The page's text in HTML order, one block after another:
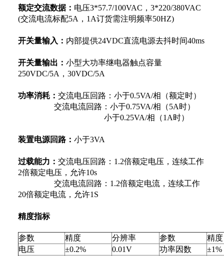
额定交流数据： 电压3*57.7/100VAC，3*220/380VAC
(交流电流标配5A，1A订货需注明频率50HZ)
开关量输入： 内部提供24VDC直流电源去抖时间40ms
开关量输出： 小型大功率继电器触点容量
250VDC/5A，30VDC/5A
功率消耗： 交流电压回路：小于0.5VA/相（额定时）
交流电流回路：小于0.75VA/相（5A时）
小于0.25VA/相（1A时）
装置电源回路： 小于3VA
过载能力： 交流电压回路：1.2倍额定电压，连续工作
2倍额定电压，允许10s
交流电流回路：1.2倍额定电流，连续工作
20倍额定电流，允许1S
精度指标
参数 精度 分辨率 参数
精度
电压
±0.2% 0.01V 功率因数
±1%